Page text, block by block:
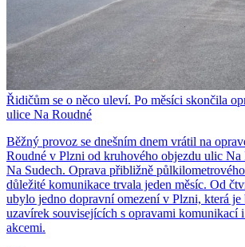
Řidičům se o něco uleví. Po měsíci skončila
ulice Na Roudné
Běžný provoz se dnešním dnem vrátil na
Roudné v Plzni od kruhového objezdu ulic Na
Na Sudech. Oprava přibližně
důležité komunikace trvala jeden měsíc. Od
ubylo jedno dopravní omezení v Plzni, která je
uzavírek souvisejících s opravami komunikací
akcemi.